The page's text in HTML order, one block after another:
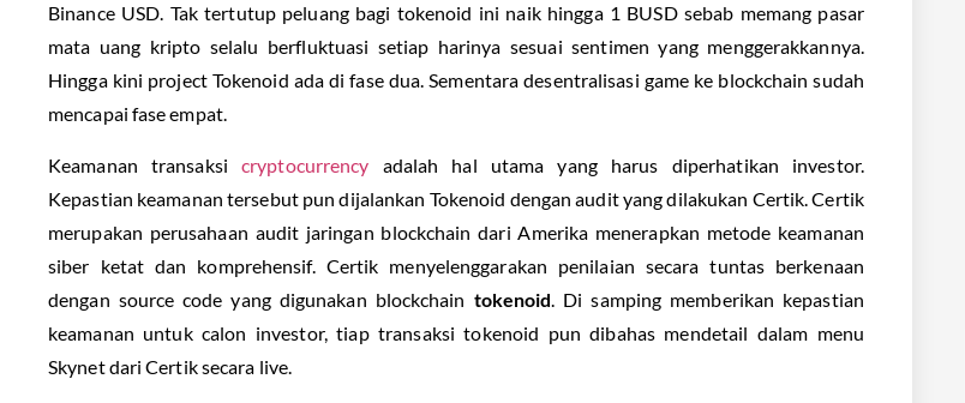
Binance USD. Tak tertutup peluang bagi tokenoid ini naik hingga 1 BUSD sebab memang pasar
mata uang kripto selalu berfluktuasi setiap harinya sesuai sentimen yang menggerakkannya.
Hingga kini project Tokenoid ada di fase dua. Sementara desentralisasi game ke blockchain sudah
mencapai fase empat.
Keamanan transaksicryptocurrency adalah hal utama yang harus diperhatikan investor.
Kepastian keamanan tersebut pun dijalankan Tokenoid dengan audit yang dilakukan Certik. Certik
merupakan perusahaan audit jaringan blockchain dari Amerika menerapkan metode keamanan
siber ketat dan komprehensif. Certik menyelenggarakan penilaian secara tuntas berkenaan
dengan source code yang digunakan blockchain tokenoid . Di samping memberikan kepastian
keamanan untuk calon investor, tiap transaksi tokenoid pun dibahas mendetail dalam menu
Skynet dari Certik secara live.